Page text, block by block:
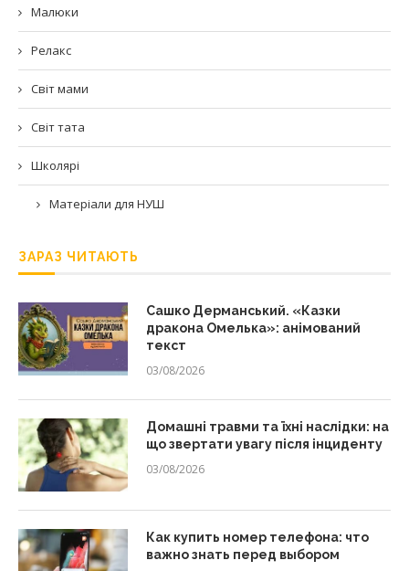
Малюки
Релакс
Світ мами
Світ тата
Школярі
Матеріали для НУШ
ЗАРАЗ ЧИТАЮТЬ
Сашко Дерманський. «Казки
дракона Омелька»: анімований
текст
03/08/2026
Домашні травми та їхні наслідки: на
що звертати увагу після інциденту
03/08/2026
Как купить номер телефона: что
важно знать перед выбором